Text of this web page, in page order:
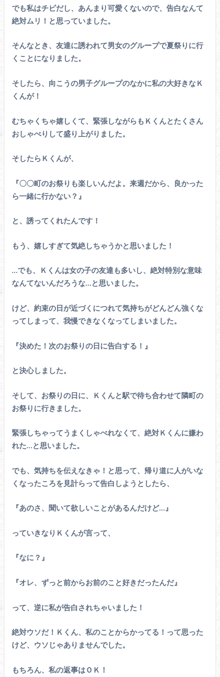
でも私はチビだし、あんまり可愛くないので、告白なんて
絶対ムリ！と思っていました。
そんなとき、友達に誘われて男女のグループで夏祭りに行
くことになりました。
そしたら、向こうの男子グループのなかに私の大好きなＫ
くんが！
むちゃくちゃ嬉しくて、緊張しながらもＫくんとたくさん
おしゃべりして盛り上がりました。
そしたらＫくんが、
『〇〇町のお祭りも楽しいんだよ。来週だから、良かった
ら一緒に行かない？』
と、誘ってくれたんです！
もう、嬉しすぎて気絶しちゃうかと思いました！
…でも、Ｋくんは女の子の友達も多いし、絶対特別な意味
なんてないんだろうな…と思いました。
けど、約束の日が近づくにつれて気持ちがどんどん強くな
ってしまって、我慢できなくなってしまいました。
『決めた！次のお祭りの日に告白する！』
と決心しました。
そして、お祭りの日に、Ｋくんと駅で待ち合わせて隣町の
お祭りに行きました。
緊張しちゃってうまくしゃべれなくて、絶対Ｋくんに嫌わ
れた…と思いました。
でも、気持ちを伝えなきゃ！と思って、帰り道に人がいな
くなったころを見計らって告白しようとしたら、
『あのさ、聞いて欲しいことがあるんだけど…』
っていきなりＫくんが言って、
『なに？』
『オレ、ずっと前からお前のこと好きだったんだ』
って、逆に私が告白されちゃいました！
絶対ウソだ！Ｋくん、私のことからかってる！って思った
けど、ウソじゃありませんでした。
もちろん、私の返事はＯＫ！